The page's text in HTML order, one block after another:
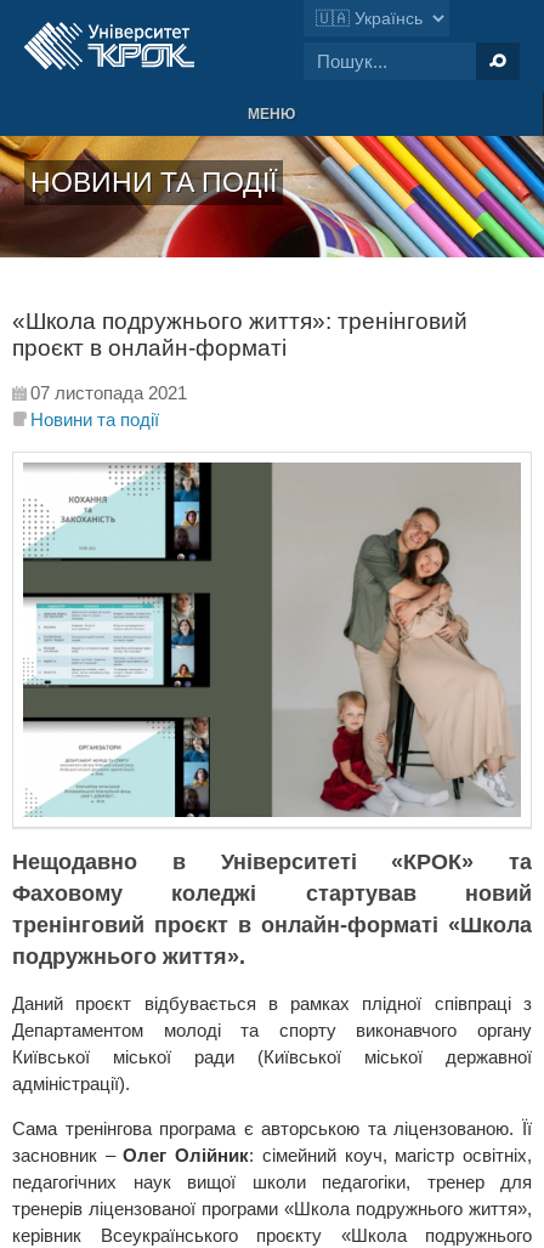
МЕНЮ
НОВИНИ ТА ПОДІЇ
«Школа подружнього життя»: тренінговий
проєкт в онлайн-форматі
07 листопада 2021
Новини та події
Нещодавно в Університеті «КРОК» та
Фаховому коледжі стартував новий
тренінговий проєкт в онлайн-форматі «Школа
подружнього життя».
Даний проєкт відбувається в рамках плідної співпраці з
Департаментом молоді та спорту виконавчого органу
Київської міської ради (Київської міської державної
адміністрації).
Сама тренінгова програма є авторською та ліцензованою. Її
засновник –Олег Олійник: сімейний коуч, магістр освітніх,
педагогічних наук вищої школи педагогіки, тренер для
тренерів ліцензованої програми «Школа подружнього життя»,
керівник Всеукраїнського проєкту «Школа подружнього